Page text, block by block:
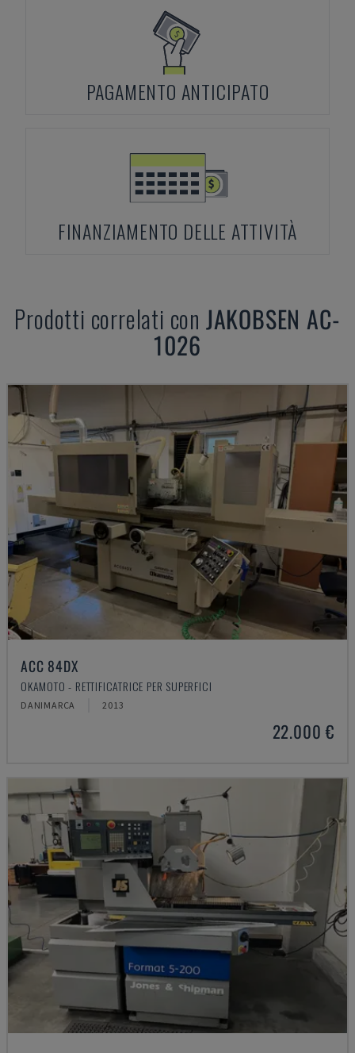
PAGAMENTO ANTICIPATO
FINANZIAMENTO DELLE ATTIVITÀ
Prodotti correlati con JAKOBSEN AC-
1026
ACC 84DX
OKAMOTO - RETTIFICATRICE PER SUPERFICI
DANIMARCA 2013
22.000 €